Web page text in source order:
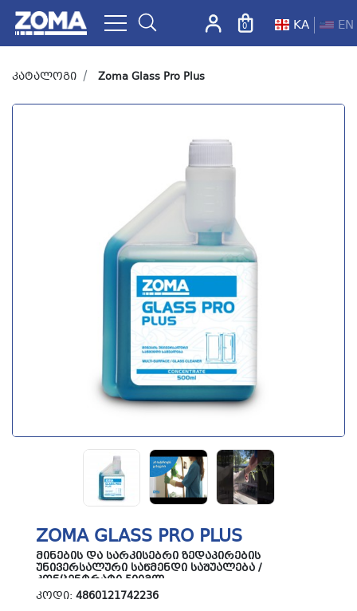
ZOMA.GE
0 KA EN
კატალოგი Zoma Glass Pro Plus
ZOMA GLASS PRO PLUS
ᲛᲘᲜᲔᲑᲘᲡ ᲓᲐ ᲡᲐᲠᲙᲘᲡᲔᲑᲠᲘ ᲖᲔᲓᲐᲞᲘᲠᲔᲑᲘᲡ
ᲣᲜᲘᲕᲔᲠᲡᲐᲚᲣᲠᲘ ᲡᲐᲬᲛᲔᲜᲓᲘ ᲡᲐᲨᲣᲐᲚᲔᲑᲐ /
ᲙᲝᲜᲪᲔᲜᲢᲠᲐᲢᲘ 500ᲛᲚ
ᲙᲝᲓᲘ: 4860121742236